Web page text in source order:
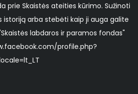
prie Skaistės ateities kūrimo. Sužinoti
istoriją arba stebėti kaip ji auga galite
labdaros ir paramos fondas"
profile.php?